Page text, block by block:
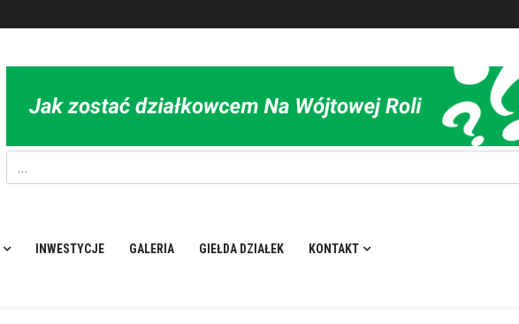
INWESTYCJE GALERIA GIEŁDA DZIAŁEK KONTAKT